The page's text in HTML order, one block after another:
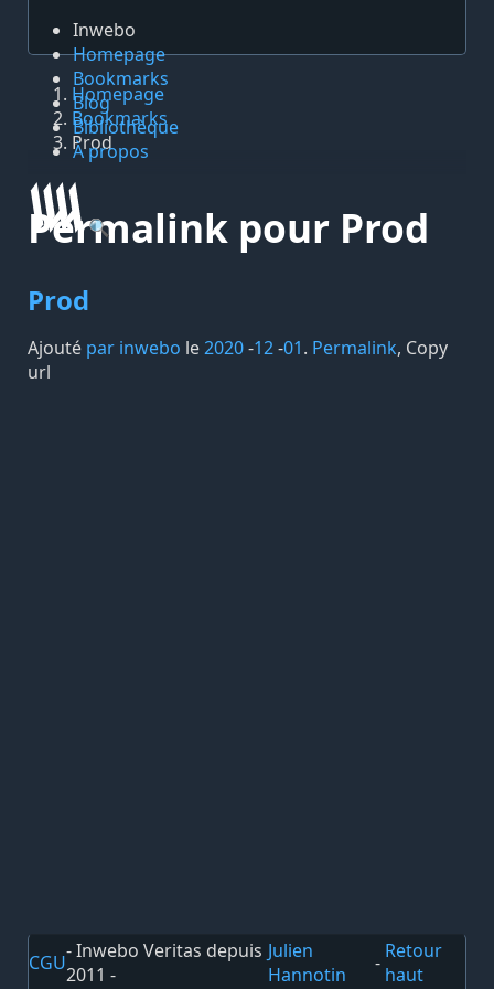
Inwebo
Homepage
Bookmarks
Blog
Bibliothèque
À propos
🔍
Homepage
Bookmarks
Prod
Permalink pour Prod
Prod
Ajouté par inwebo le2020-12-01. Permalink, Copy
url
CGU- Inwebo Veritas depuis
2011 -
Julien
Hannotin
- Retour
haut